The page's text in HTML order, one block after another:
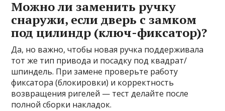
Можно ли заменить ручку
снаружи, если дверь с замком
под цилиндр (ключ-фиксатор)?
Да, но важно, чтобы новая ручка поддерживала
тот же тип привода и посадку под квадрат/
шпиндель. При замене проверьте работу
фиксатора (блокировки) и корректность
возвращения ригелей — тест делайте после
полной сборки накладок.